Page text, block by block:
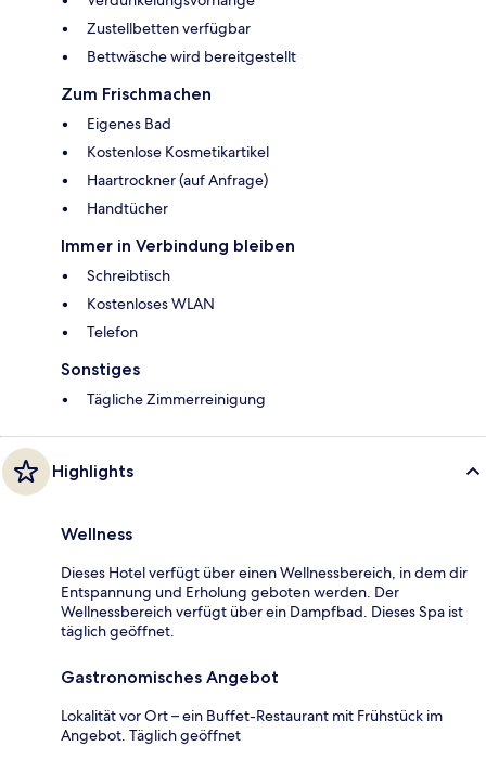
Zustellbetten verfügbar
Bettwäsche wird bereitgestellt
Zum Frischmachen
Eigenes Bad
Kostenlose Kosmetikartikel
Haartrockner (auf Anfrage)
Handtücher
Immer in Verbindung bleiben
Schreibtisch
Kostenloses WLAN
Telefon
Sonstiges
Tägliche Zimmerreinigung
Highlights
Wellness
Dieses Hotel verfügt über einen Wellnessbereich, in dem dir
Entspannung und Erholung geboten werden. Der
Wellnessbereich verfügt über ein Dampfbad. Dieses Spa ist
täglich geöffnet.
Gastronomisches Angebot
Lokalität vor Ort – ein Buffet-Restaurant mit Frühstück im
Angebot. Täglich geöffnet